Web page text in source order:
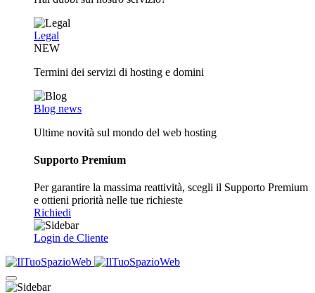
Legal
NEW
Termini dei servizi di hosting e domini
Blog news
Ultime novità sul mondo del web hosting
Supporto Premium
Per garantire la massima reattività, scegli il Supporto Premium
e ottieni priorità nelle tue richieste
Richiedi
Login de Cliente